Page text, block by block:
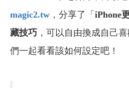
magic2.tw ，分享了「 iPhone
藏技巧 ，可以自由換成自己
們一起看看該如何設定吧！